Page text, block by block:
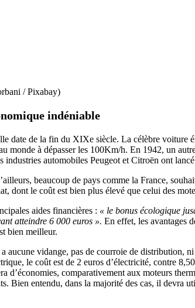
/ Pixabay)
indéniable
date de la fin du XIXe siècle. La célèbre voiture
monde à dépasser les 100Km/h. En 1942, un
automobiles Peugeot et Citroën ont
beaucoup de pays comme la France,
dont le coût est bien plus élevé que celui des
aides financières : « le bonus écologique
atteindre 6 000 euros ». En effet, les avantages
bien meilleur.
aucune vidange, pas de courroie de distribution,
le coût est de 2 euros d’électricité, contre
comparativement aux moteurs
entendu, dans la majorité des cas, il devra